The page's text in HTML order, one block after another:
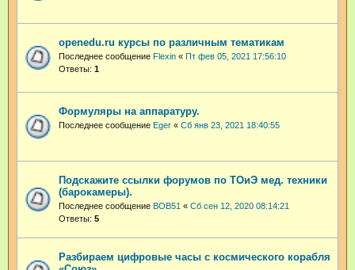
openedu.ru курсы по различным тематикам
Последнее сообщение Flexin « Пт фев 05, 2021 17:56:10
Ответы: 1
Формуляры на аппаратуру.
Последнее сообщение Eger « Сб янв 23, 2021 18:40:55
Подскажите ссылки форумов по ТОиЭ мед. техники
(барокамеры).
Последнее сообщение BOB51 « Сб сен 12, 2020 08:14:21
Ответы: 5
Разбираем цифровые часы с космического корабля